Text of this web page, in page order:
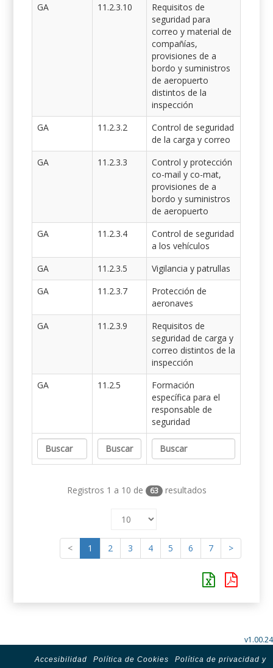
GA
11.2.3.10
Requisitos de
seguridad para
correo y material de
compañías,
provisiones de a
bordo y suministros
de aeropuerto
distintos de la
inspección
GA
11.2.3.2
Control de seguridad
de la carga y correo
GA
11.2.3.3
Control y protección
co-mail y co-mat,
provisiones de a
bordo y suministros
de aeropuerto
GA
11.2.3.4
Control de seguridad
a los vehículos
GA
11.2.3.5
Vigilancia y patrullas
GA
11.2.3.7
Protección de
aeronaves
GA
11.2.3.9
Requisitos de
seguridad de carga y
correo distintos de la
inspección
GA
11.2.5
Formación
específica para el
responsable de
seguridad
Registros 1 a 10 de 63 resultados
< 1 2 3 4 5 6 7 >
v1.00.24
Accesibilidad Política de Cookies
Política de privacidad y